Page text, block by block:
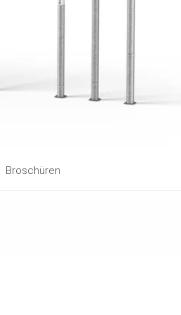
Broschüren